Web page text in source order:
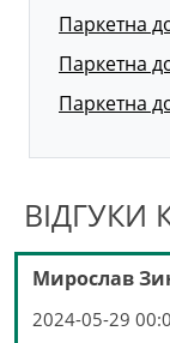
Паркетна
Паркетна
Паркетна
ВІДГУКИ
Мирослав
2024-05-29